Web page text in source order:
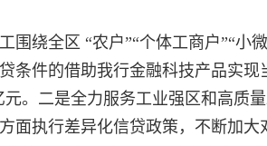
绕全区 “农户”“个体工商户”“小
条件的借助我行金融科技产品实现
。二是全力服务工业强区和高质
面执行差异化信贷政策，不断加大